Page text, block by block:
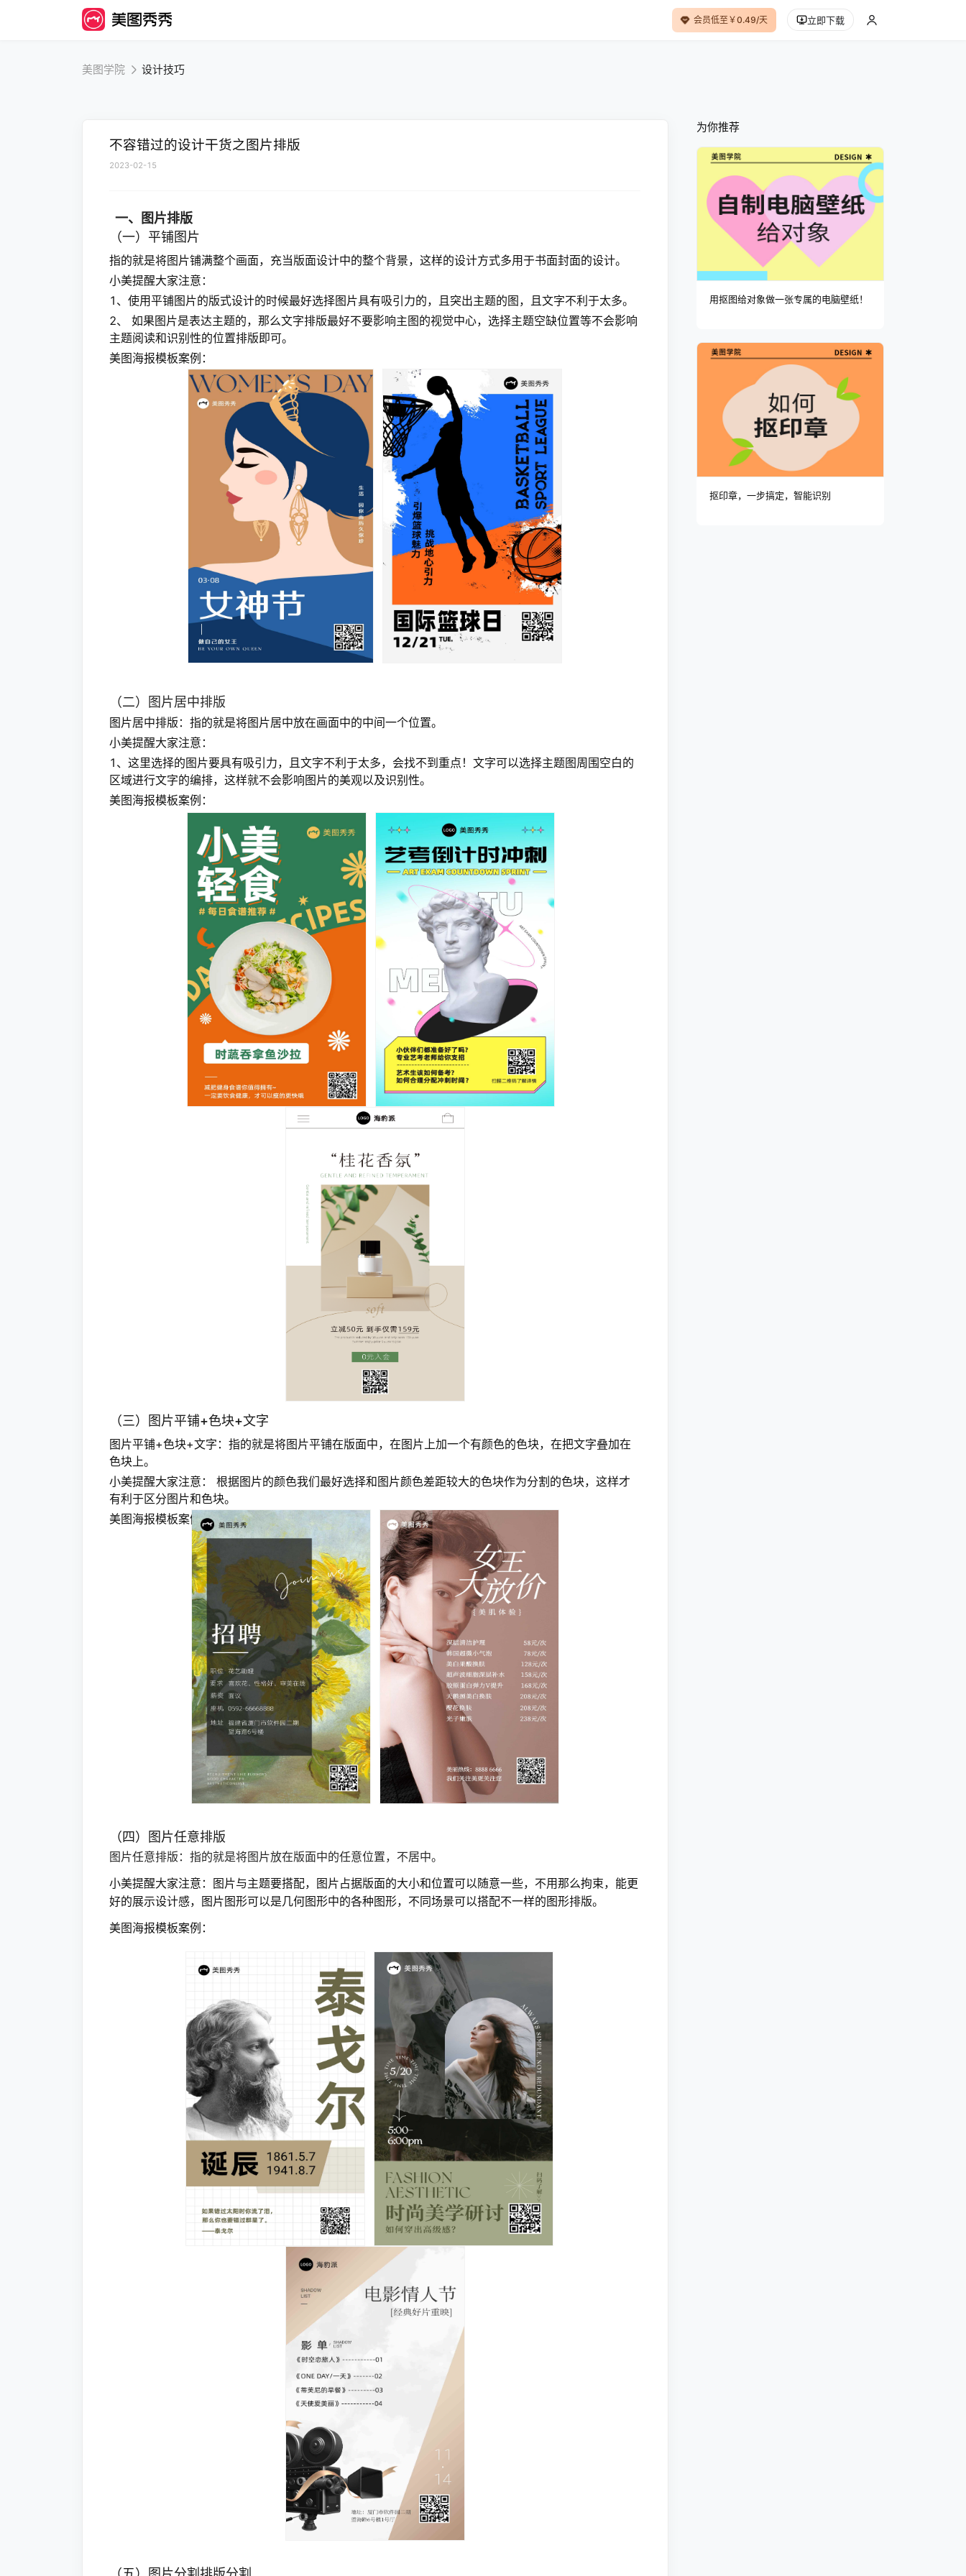
会员低至￥0.49/天 立即下载
美图学院 设计技巧
不容错过的设计干货之图片排版
2023-02-15
一、图片排版
（一）平铺图片
指的就是将图片铺满整个画面，充当版面设计中的整个背景，这样的设计方式多用于书面封面的设计。
小美提醒大家注意：
1、使用平铺图片的版式设计的时候最好选择图片具有吸引力的，且突出主题的图，且文字不利于太多。
2、 如果图片是表达主题的，那么文字排版最好不要影响主图的视觉中心，选择主题空缺位置等不会影响
主题阅读和识别性的位置排版即可。
美图海报模板案例：
（二）图片居中排版
图片居中排版：指的就是将图片居中放在画面中的中间一个位置。
小美提醒大家注意：
1、这里选择的图片要具有吸引力，且文字不利于太多，会找不到重点！文字可以选择主题图周围空白的
区域进行文字的编排，这样就不会影响图片的美观以及识别性。
美图海报模板案例：
（三）图片平铺+色块+文字
图片平铺+色块+文字：指的就是将图片平铺在版面中，在图片上加一个有颜色的色块，在把文字叠加在
色块上。
小美提醒大家注意： 根据图片的颜色我们最好选择和图片颜色差距较大的色块作为分割的色块，这样才
有利于区分图片和色块。
美图海报模板案例：
（四）图片任意排版
图片任意排版：指的就是将图片放在版面中的任意位置，不居中。
小美提醒大家注意：图片与主题要搭配，图片占据版面的大小和位置可以随意一些，不用那么拘束，能更
好的展示设计感，图片图形可以是几何图形中的各种图形，不同场景可以搭配不一样的图形排版。
美图海报模板案例：
为你推荐
用抠图给对象做一张专属的电脑壁纸！
抠印章，一步搞定，智能识别